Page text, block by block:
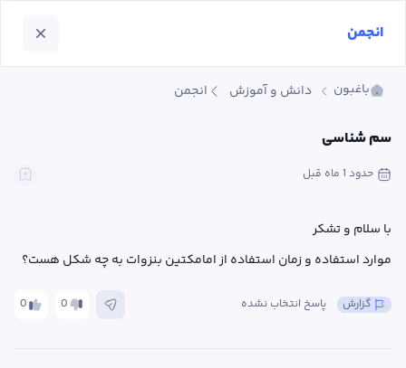
باغبون دانش و آموزش انجمن
سم شناسی
حدود 1 ماه قبل
موارد استفاده و زمان استفاده از امامکتین بنزوات به چه شکل هست؟
0 0 پاسخ انتخاب نشده گزارش
انجمن